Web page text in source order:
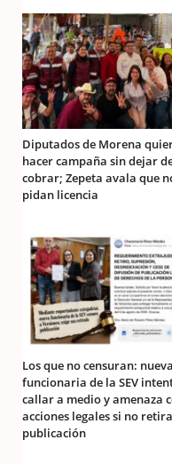
Diputados de Morena
hacer campaña sin dejar
cobrar; Zepeta avala que
pidan licencia
Los que no censuran: nueva
funcionaria de la SEV
callar a medio y amenaza
acciones legales si no
publicación